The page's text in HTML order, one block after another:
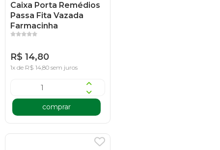
Caixa Porta Remédios
Passa Fita Vazada
Farmacinha
R$ 14,80
1x de R$ 14,80 sem juros
comprar